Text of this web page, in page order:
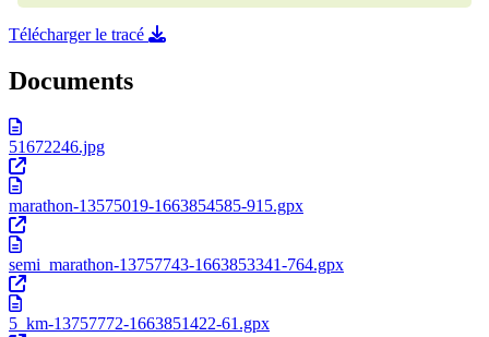
Télécharger le tracé
Documents
51672246.jpg
marathon-13575019-1663854585-915.gpx
semi_marathon-13757743-1663853341-764.gpx
5_km-13757772-1663851422-61.gpx